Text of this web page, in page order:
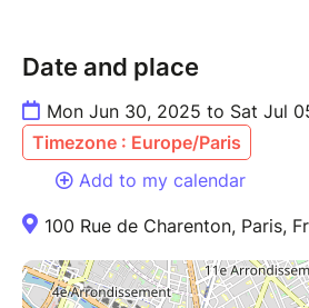
Date and place
Mon Jun 30, 2025 to Sat Jul
Timezone : Europe/Paris
Add to my calendar
100 Rue de Charenton, Paris,